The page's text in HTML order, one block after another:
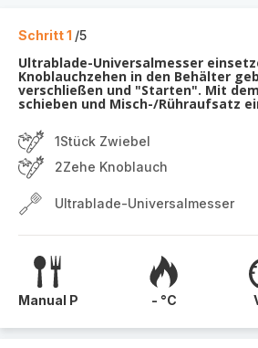
Schritt 1 /5
Ultrablade-Universalmesser
Knoblauchzehen in den Behälter
verschließen und "Starten". Mit
schieben und Misch-/Rühraufsatz
1Stück Zwiebel
2Zehe Knoblauch
Ultrablade-Universalmesser
Manual P - °C